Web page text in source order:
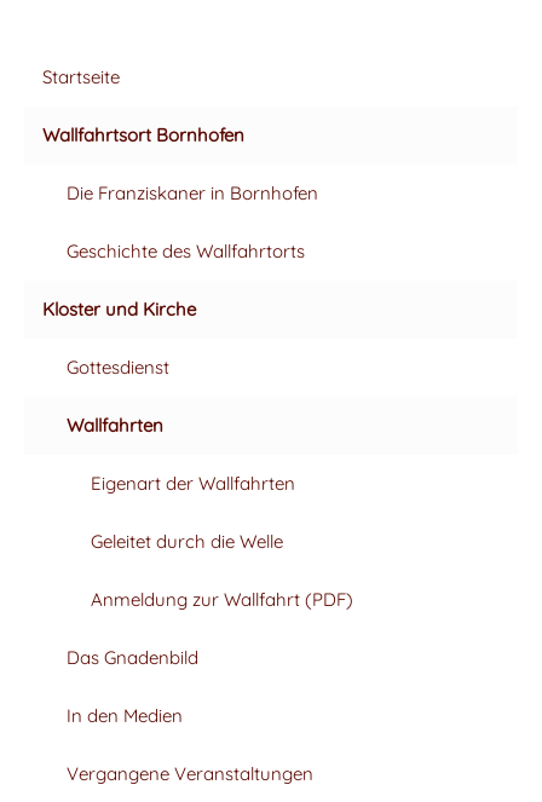
Startseite
Wallfahrtsort Bornhofen
Die Franziskaner in Bornhofen
Geschichte des Wallfahrtorts
Kloster und Kirche
Gottesdienst
Wallfahrten
Eigenart der Wallfahrten
Geleitet durch die Welle
Anmeldung zur Wallfahrt (PDF)
Das Gnadenbild
In den Medien
Vergangene Veranstaltungen